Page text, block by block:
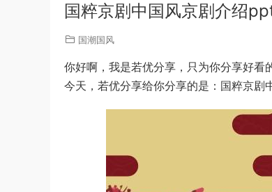
国粹京剧中国风京剧介绍
国潮国风
你好啊，我是若优分享，只为你分享好看
今天，若优分享给你分享的是：国粹京剧